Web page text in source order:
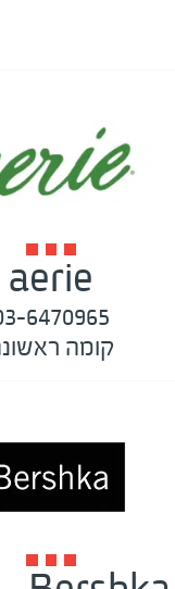
aerie
6470965
קומה